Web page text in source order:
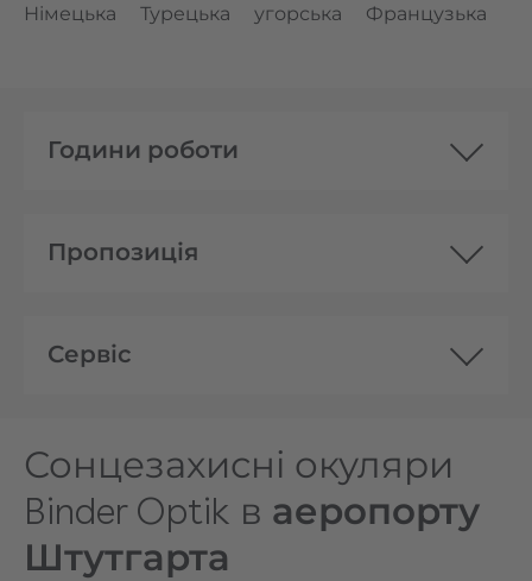
Німецька Турецька угорська Французька
Години роботи
Пропозиція
Сервіс
Сонцезахисні окуляри
Binder Optik в аеропорту
Штутгарта